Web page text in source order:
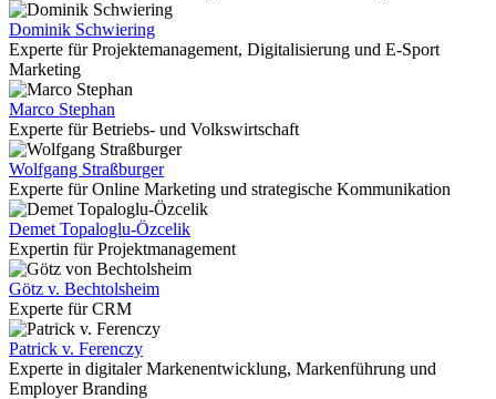
Dominik Schwiering
Experte für Projektemanagement, Digitalisierung und E-Sport
Marketing
Marco Stephan
Experte für Betriebs- und Volkswirtschaft
Wolfgang Straßburger
Experte für Online Marketing und strategische Kommunikation
Demet Topaloglu-Özcelik
Expertin für Projektmanagement
Götz v. Bechtolsheim
Experte für CRM
Patrick v. Ferenczy
Experte in digitaler Markenentwicklung, Markenführung und
Employer Branding